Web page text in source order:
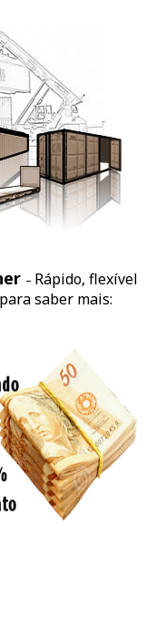
– Rápido, flexível
saber mais: